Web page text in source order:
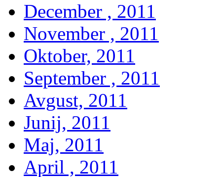
December , 2011
November , 2011
Oktober, 2011
September , 2011
Avgust, 2011
Junij, 2011
Maj, 2011
April , 2011